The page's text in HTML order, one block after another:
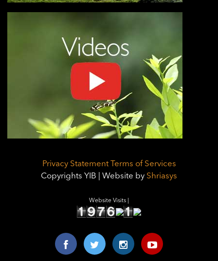
Privacy Statement Terms of Services
Copyrights YIB | Website by Shriasys
Website Visits |